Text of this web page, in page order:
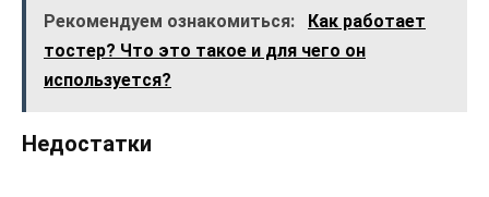
Рекомендуем ознакомиться:
Как работает
тостер? Что это такое и для чего он
используется?
Недостатки